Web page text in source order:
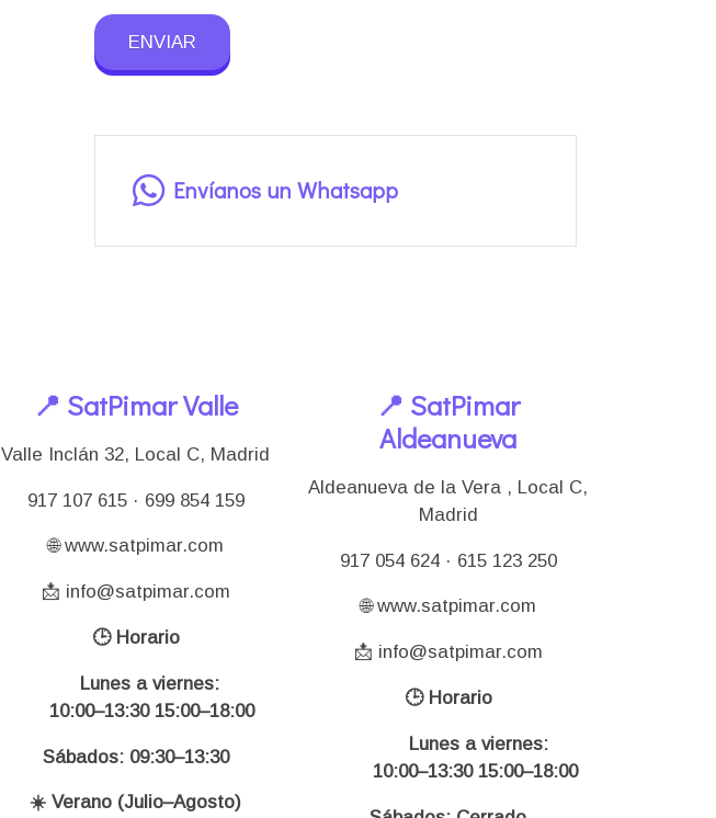
ENVIAR
Envíanos un Whatsapp
📍 SatPimar Valle
Valle Inclán 32, Local C, Madrid
917 107 615 · 699 854 159
🌐 www.satpimar.com
📩 info@satpimar.com
🕒 Horario
Lunes a viernes:
10:00–13:30 15:00–18:00
Sábados: 09:30–13:30
☀️ Verano (Julio–Agosto)
📍 SatPimar
Aldeanueva
Aldeanueva de la Vera , Local C,
Madrid
917 054 624 · 615 123 250
🌐 www.satpimar.com
📩 info@satpimar.com
🕒 Horario
Lunes a viernes:
10:00–13:30 15:00–18:00